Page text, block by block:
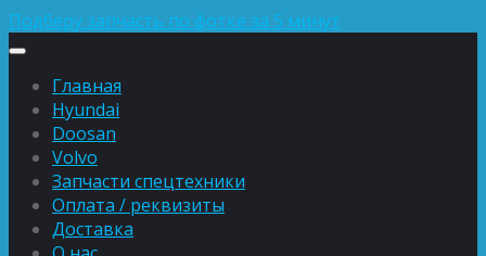
Подберу запчасть по фотке за 5 минут
Главная
Hyundai
Doosan
Volvo
Запчасти спецтехники
Оплата / реквизиты
Доставка